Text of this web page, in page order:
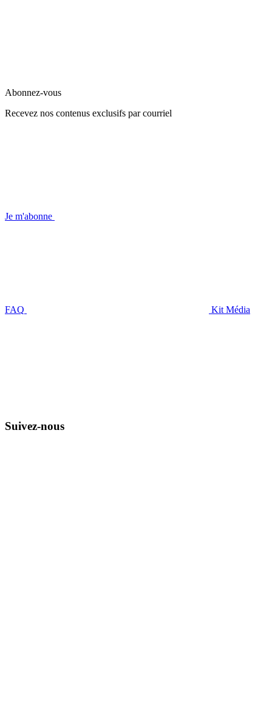
Abonnez-vous
Recevez nos contenus exclusifs par courriel
Je m'abonne
FAQ Kit Média
Suivez-nous